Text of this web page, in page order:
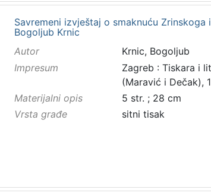
Savremeni izvještaj o smaknuću Zrinskoga
Bogoljub Krnic
Autor
Krnic, Bogoljub
Impresum
Zagreb : Tiskara i
(Maravić i Dečak),
Materijalni opis
5 str. ; 28 cm
Vrsta građe
sitni tisak